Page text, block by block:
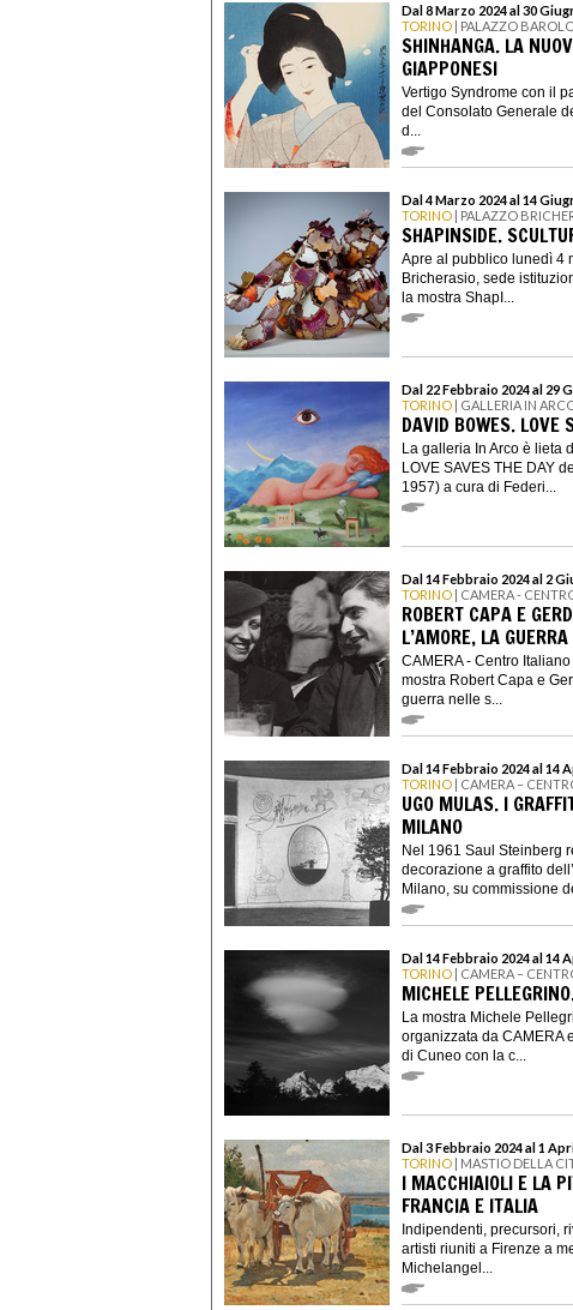
Dal 8 Marzo 2024 al 30
TORINO | PALAZZO
SHINHANGA. LA
GIAPPONESI
Vertigo Syndrome con il
del Consolato Generale
d...
Dal 4 Marzo 2024 al 14
TORINO | PALAZZO
SHAPINSIDE.
Apre al pubblico lunedì 4
Bricherasio, sede
la mostra ShapI...
Dal 22 Febbraio 2024 al 29
TORINO | GALLERIA IN
DAVID BOWES. LOVE
La galleria In Arco è lieta
LOVE SAVES THE DAY
1957) a cura di Federi...
Dal 14 Febbraio 2024 al 2
TORINO | CAMERA -
ROBERT CAPA E
L’AMORE, LA GUERRA
CAMERA - Centro
mostra Robert Capa e
guerra nelle s...
Dal 14 Febbraio 2024 al 14
TORINO | CAMERA –
UGO MULAS. I
MILANO
Nel 1961 Saul Steinberg
decorazione a graffito
Milano, su commissione
Dal 14 Febbraio 2024 al 14
TORINO | CAMERA –
MICHELE
La mostra Michele
organizzata da CAMERA
di Cuneo con la c...
Dal 3 Febbraio 2024 al 1
TORINO | MASTIO DELLA
I MACCHIAIOLI E LA
FRANCIA E ITALIA
Indipendenti, precursori,
artisti riuniti a Firenze a
Michelangel...